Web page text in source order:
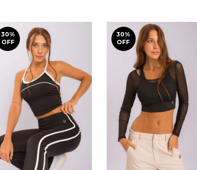
30%
OFF
30%
OFF